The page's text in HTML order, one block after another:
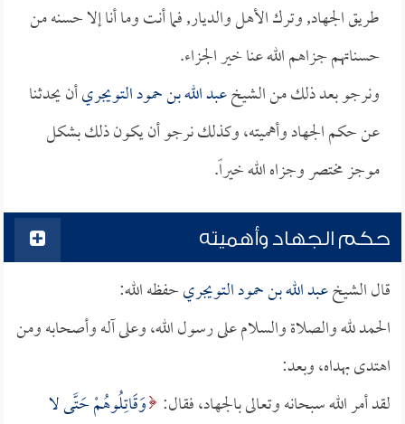
طريق الجهاد, وترك الأهل والديار, فما أنت وما أنا إلا حسنه من
حسناتهم جزاهم الله عنا خير الجزاء.
ونرجو بعد ذلك من الشيخعبد الله بن حمود التويجريأن يحدثنا
عن حكم الجهاد وأهميته، وكذلك نرجو أن يكون ذلك بشكل
موجز مختصر وجزاه الله خيراً.
حكم الجهاد وأهميته
قال الشيخعبد الله بن حمود التويجريحفظه الله:
الحمد لله والصلاة والسلام على رسول الله، وعلى آله وأصحابه ومن
اهتدى بهداه، وبعد:
لقد أمر الله سبحانه وتعالى بالجهاد، فقال: وَقَاتِلُوهُمْ حَتَّى لا